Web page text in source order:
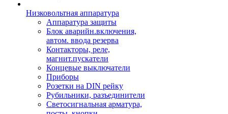
Низковольтная аппаратура
Аппаратура защиты
Блок аварийн.включения,
автом. ввода резерва
Контакторы, реле,
магнит.пускатели
Концевые выключатели
Приборы
Розетки на DIN рейку
Рубильники, разъединители
Светосигнальная арматура,